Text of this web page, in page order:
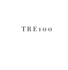
TRE100